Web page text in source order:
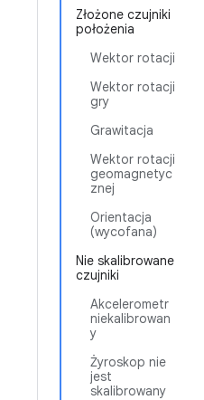
Złożone czujniki
położenia
Wektor rotacji
Wektor rotacji
gry
Grawitacja
Wektor rotacji
geomagnetyc
znej
Orientacja
(wycofana)
Nie skalibrowane
czujniki
Akcelerometr
niekalibrowan
y
Żyroskop nie
jest
skalibrowany